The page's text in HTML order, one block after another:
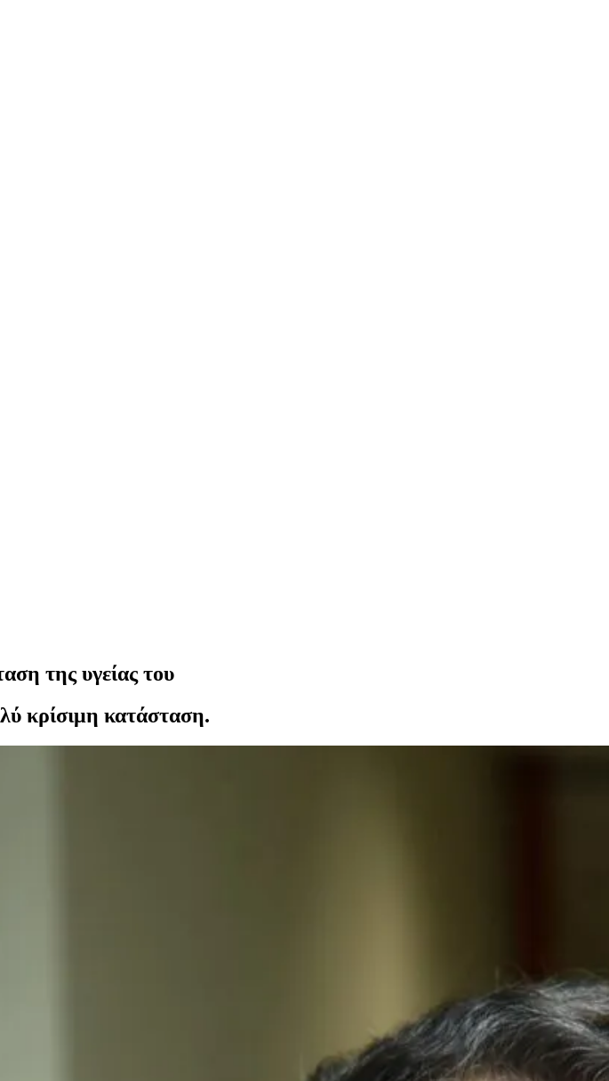
της υγείας του
κρίσιμη κατάσταση.